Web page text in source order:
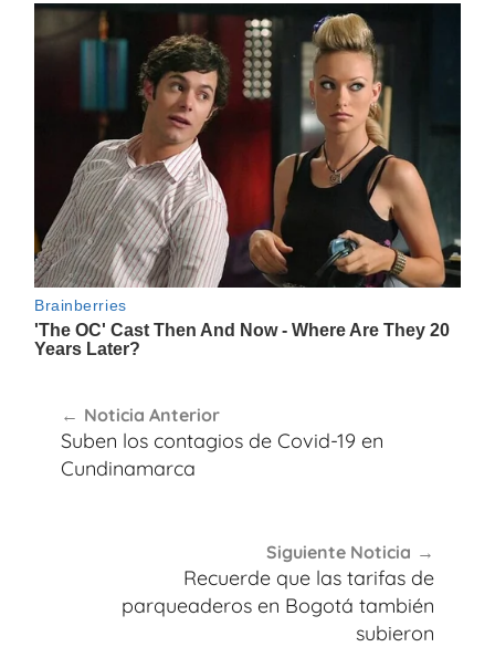
de
entradas
Noticia Anterior
Suben los contagios de Covid-19 en
Cundinamarca
Siguiente Noticia
Recuerde que las tarifas de
parqueaderos en Bogotá también
subieron